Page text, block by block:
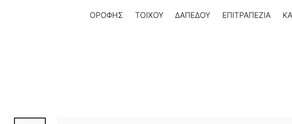
ΟΡΟΦΗΣ ΤΟΙΧΟΥ ΔΑΠΕΔΟΥ ΕΠΙΤΡΑΠΕΖΙΑ